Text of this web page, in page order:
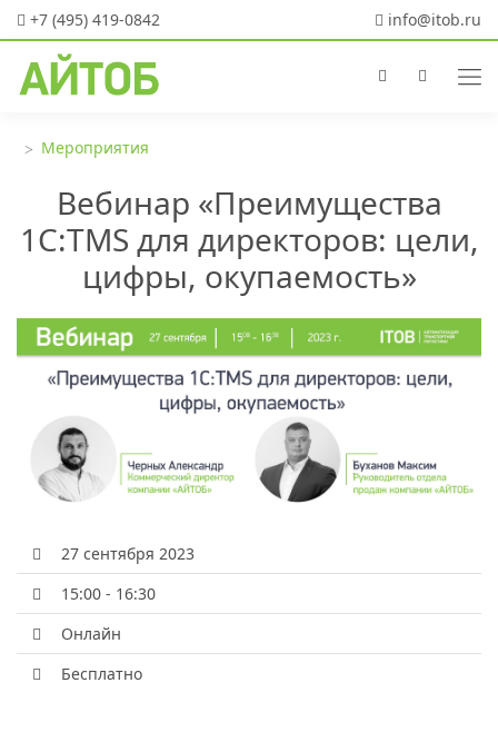
+7 (495) 419-0842 info@itob.ru
Мероприятия
Вебинар «Преимущества
1С:TMS для директоров: цели,
цифры, окупаемость»
27 сентября 2023
15:00 - 16:30
Онлайн
Бесплатно